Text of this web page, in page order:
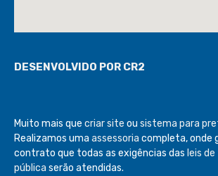
DESENVOLVIDO POR CR2
Muito mais que criar site ou sistema para
Realizamos uma assessoria completa, onde
contrato que todas as exigências das leis
pública serão atendidas.